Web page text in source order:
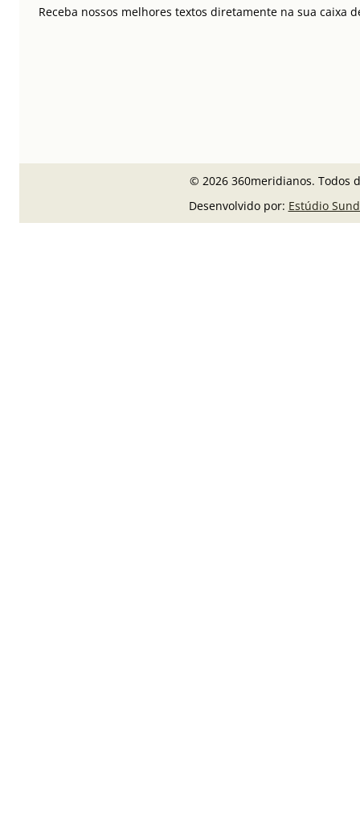
Receba nossos melhores textos diretamente na sua caixa
© 2026 360meridianos. Todos
Desenvolvido por: Estúdio